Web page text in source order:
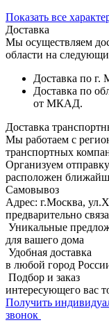
Показать все
Доставка
Мы осуществляем
области на
Доставка по г.
Доставка по
от МКАД.
Доставка
Мы работаем с
транспортных
Организуем
расположен
Самовывоз
Адрес: г.Москва,
предварительно
Уникальные
для вашего дома
Удобная доставка
в любой город
Подбор и заказ
интересующего вас
Получить
звонок